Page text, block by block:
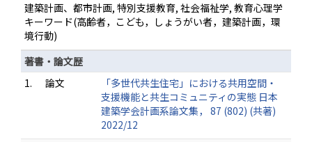
建築計画、都市計画, 特別支援教育, 社会福祉学, 教育心理学
キーワード(高齢者，こども，しょうがい者，建築計画，環
境行動)
著書・論文歴
1.
論文
「多世代共生住宅」における共用空間・
支援機能と共生コミュニティの実態 日本
建築学会計画系論文集， 87 (802) (共著)
2022/12